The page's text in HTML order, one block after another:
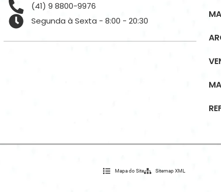
(41) 9 8800-9976
Segunda à Sexta - 8:00 - 20:30
Mapa do Site Sitemap XML